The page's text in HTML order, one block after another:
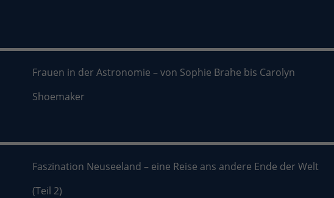
Frauen in der Astronomie – von Sophie Brahe bis Carolyn
Shoemaker
Faszination Neuseeland – eine Reise ans andere Ende der Welt
(Teil 2)